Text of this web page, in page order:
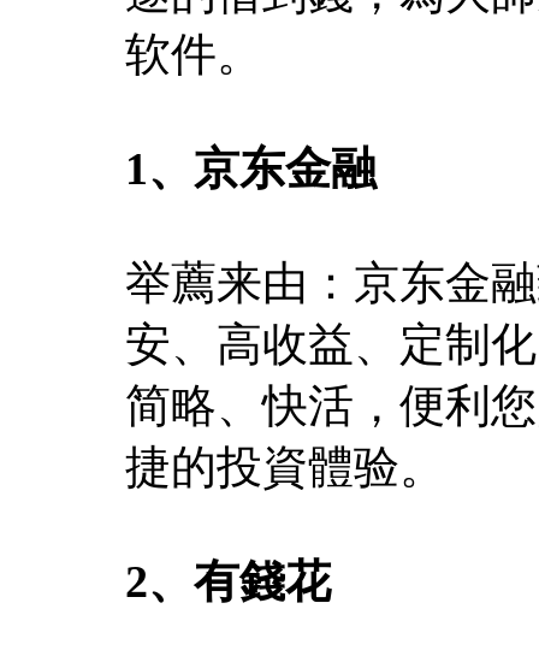
软件。
1、京东金融
举薦来由：京东金
安、高收益、定制
简略、快活，便利
捷的投資體验。
2、有錢花